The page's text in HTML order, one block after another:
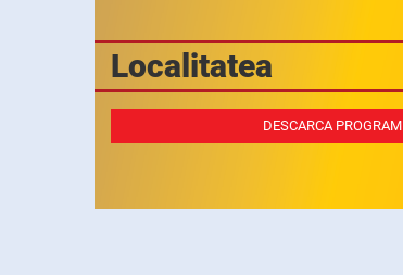
Localitatea
DESCARCA PROGRAM